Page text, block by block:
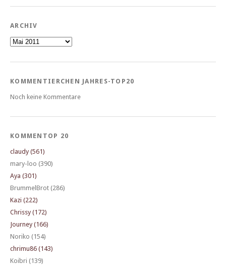
ARCHIV
Archiv
KOMMENTIERCHEN JAHRES-TOP20
Noch keine Kommentare
KOMMENTOP 20
claudy (561)
mary-loo (390)
Aya (301)
BrummelBrot (286)
Kazi (222)
Chrissy (172)
Journey (166)
Noriko (154)
chrimu86 (143)
Koibri (139)